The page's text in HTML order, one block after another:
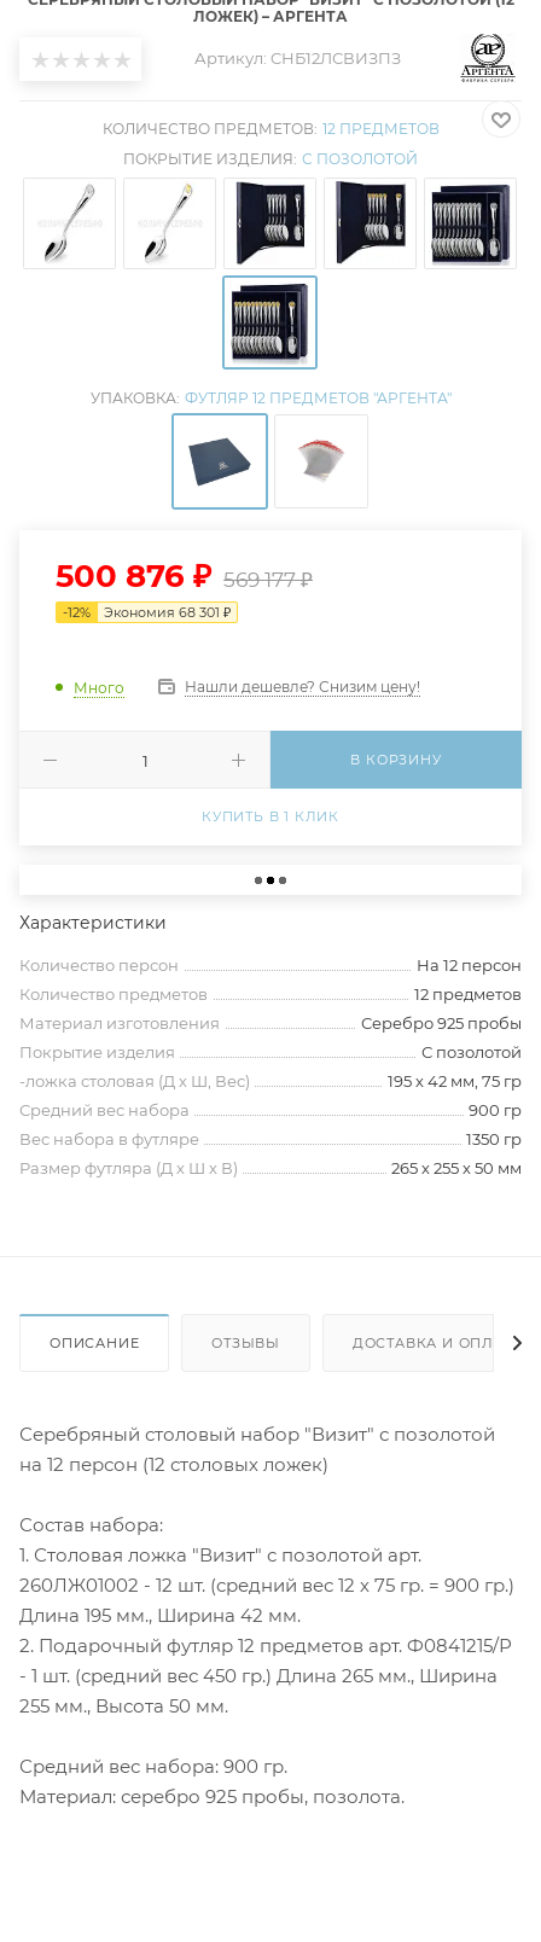
ЛОЖЕК) – АРГЕНТА
Артикул: CНБ12ЛСВИЗПЗ
КОЛИЧЕСТВО ПРЕДМЕТОВ: 12 ПРЕДМЕТОВ
ПОКРЫТИЕ ИЗДЕЛИЯ: С ПОЗОЛОТОЙ
УПАКОВКА: ФУТЛЯР 12 ПРЕДМЕТОВ "АРГЕНТА"
500 876 ₽ 569 177₽
-12% Экономия 68 301 ₽
Много Нашли дешевле? Снизим цену!
В КОРЗИНУ
КУПИТЬ В 1 КЛИК
Характеристики
Количество персон
На 12 персон
Количество предметов
12 предметов
Материал изготовления
Серебро 925 пробы
Покрытие изделия
С позолотой
-ложка столовая (Д х Ш, Вес)
195 х 42 мм, 75 гр
Средний вес набора
900 гр
Вес набора в футляре
1350 гр
Размер футляра (Д х Ш х В)
265 х 255 х 50 мм
ОПИСАНИЕ ОТЗЫВЫ ДОСТАВКА И ОПЛАТА
Серебряный столовый набор "Визит" с позолотой
на 12 персон (12 столовых ложек)
Состав набора:
1. Столовая ложка "Визит" с позолотой арт.
260ЛЖ01002 - 12 шт. (средний вес 12 х 75 гр. = 900 гр.)
Длина 195 мм., Ширина 42 мм.
2. Подарочный футляр 12 предметов арт. Ф0841215/Р
- 1 шт. (средний вес 450 гр.) Длина 265 мм., Ширина
255 мм., Высота 50 мм.
Средний вес набора: 900 гр.
Материал: серебро 925 пробы, позолота.